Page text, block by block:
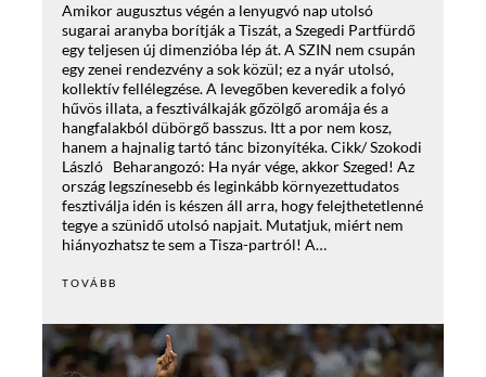
Amikor augusztus végén a lenyugvó nap utolsó
sugarai aranyba borítják a Tiszát, a Szegedi Partfürdő
egy teljesen új dimenzióba lép át. A SZIN nem csupán
egy zenei rendezvény a sok közül; ez a nyár utolsó,
kollektív fellélegzése. A levegőben keveredik a folyó
hűvös illata, a fesztiválkaják gőzölgő aromája és a
hangfalakból dübörgő basszus. Itt a por nem kosz,
hanem a hajnalig tartó tánc bizonyítéka. Cikk/ Szokodi
László Beharangozó: Ha nyár vége, akkor Szeged! Az
ország legszínesebb és leginkább környezettudatos
fesztiválja idén is készen áll arra, hogy felejthetetlenné
tegye a szünidő utolsó napjait. Mutatjuk, miért nem
hiányozhatsz te sem a Tisza-partról! A…
TOVÁBB